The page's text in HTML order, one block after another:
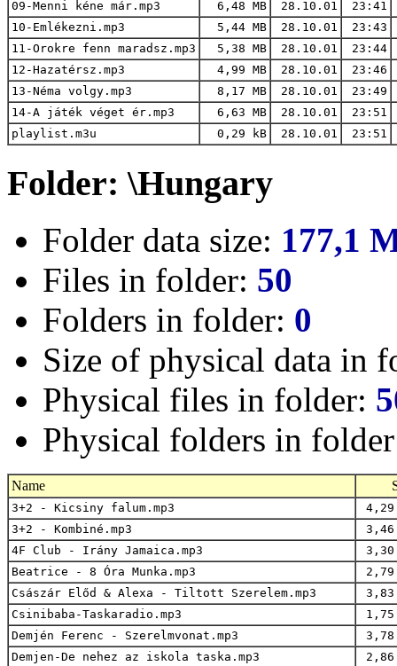
09-Menni kéne már.mp3 6,48 MB 28.10.01
23:41
10-Emlékezni.mp3
5,44 MB 28.10.01
23:43
11-Orokre fenn maradsz.mp3
5,38 MB 28.10.01
23:44
12-Hazatérsz.mp3
4,99 MB 28.10.01
23:46
13-Néma volgy.mp3
8,17 MB 28.10.01
23:49
14-A játék véget ér.mp3
6,63 MB 28.10.01
23:51
playlist.m3u
0,29 kB 28.10.01 23:51
Folder: \Hungary
Folder data size: 177,1
Files in folder: 50
Folders in folder: 0
Size of physical data in
Physical files in folder:
Physical folders in
Name
3+2 - Kicsiny falum.mp3
4,29
3+2 - Kombiné.mp3
3,46
4F Club - Irány Jamaica.mp3
3,30
Beatrice - 8 Óra Munka.mp3
2,79
Császár Előd & Alexa - Tiltott Szerelem.mp3
3,83
Csinibaba-Taskaradio.mp3
1,75
Demjén Ferenc - Szerelmvonat.mp3
3,78
Demjen-De nehez az iskola taska.mp3
2,86